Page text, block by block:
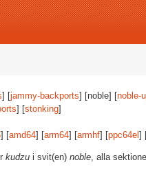
] [jammy-backports] [noble] [noble-
] [stonking]
] [amd64] [arm64] [armhf] [ppc64el ]
kudzu i svit(en) noble, alla